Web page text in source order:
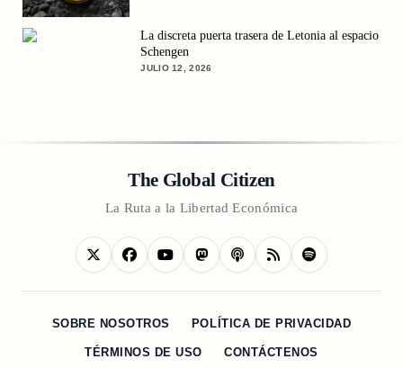
La discreta puerta trasera de Letonia al espacio
Schengen
JULIO 12, 2026
The Global Citizen
La Ruta a la Libertad Económica
SOBRE NOSOTROS POLÍTICA DE PRIVACIDAD
TÉRMINOS DE USO CONTÁCTENOS